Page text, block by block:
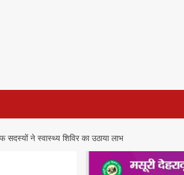
ने स्वास्थ्य शिविर का उठाया लाभ